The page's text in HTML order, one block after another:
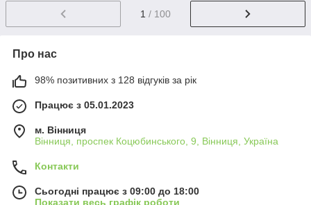
1 / 100
Про нас
98% позитивних з 128 відгуків за рік
Працює з 05.01.2023
м. Вінниця
Вінниця, проспек Коцюбинського, 9, Вінниця, Україна
Контакти
Сьогодні працює з 09:00 до 18:00
Показати весь графік роботи